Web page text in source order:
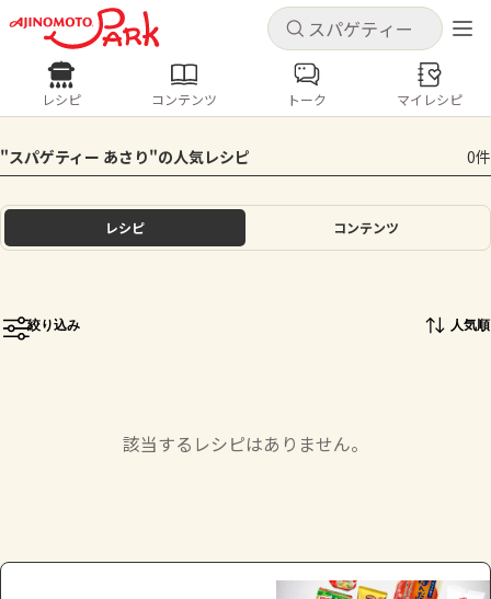
キャンセル
ログインするとレシピを保存できます
ログイン
ホーム
トーク
お買い物
キャンセル
レシピ コンテンツ
人気の食材・レシピ
きゅうり なす トマト
とうもろこし
レシピ コンテンツ トーク マイレシピ
"スパゲティー あさり"の人気レシピ 0件
レシピ コンテンツ
絞り込み 人気順
該当するレシピはありません。